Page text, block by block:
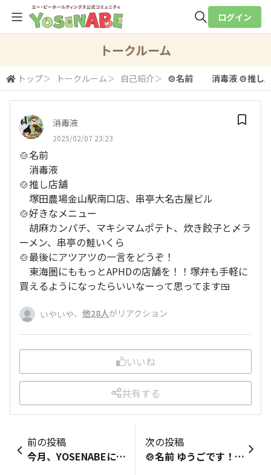
検索
ログイン
トークルーム
トップ＞ トークルーム＞ 自己紹介＞ 🍲名前 消毒液 🍲推
消毒液
2025/02/07 23:23
🍲名前
消毒液
🍲推し店舗
塚田農場金山駅南口店、串亭大名古屋ビル
🍲好きなメニュー
胡麻カンパチ、マキシマムポテト、炊き餃子と〆ラ
ーメン、串亭の鮭いくら
🍲最後にアツアツの一言をどうぞ！
東海圏にももっとAPHDの店舗を！！塚弁も手軽に
買えるようになったらいいなーって思ってます🍱
いやいや、 他28人がリアクション
いいね
共有する
前の投稿
今月、YOSENABEに15日ログインして、特典をGetしますよ〜🏆。
次の投稿
🍲名前 ゆうごです！ 🍲推し店舗 炭火焼鳥塚田農場THE2nd 🍲好きなメニュー すんごくジューシーな唐揚げ🔥 🍲最後にアツアツの一言をどうぞ！ 最近はメニュー開発にも携わらせていただいています！ 美味しい‼️楽しい‼️新しい‼️ を作っていきますので 楽しみにしていてください🐓